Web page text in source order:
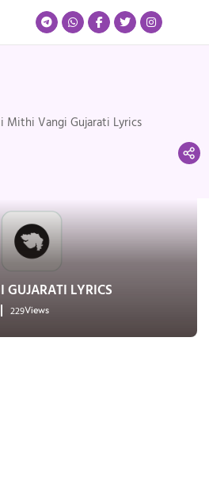
Mithi Vangi Gujarati Lyrics
LYRICS
229Views